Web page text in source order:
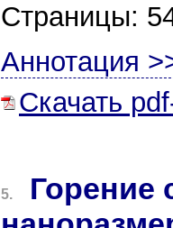
Страницы:
Аннотация
Скачать
5.
Горение